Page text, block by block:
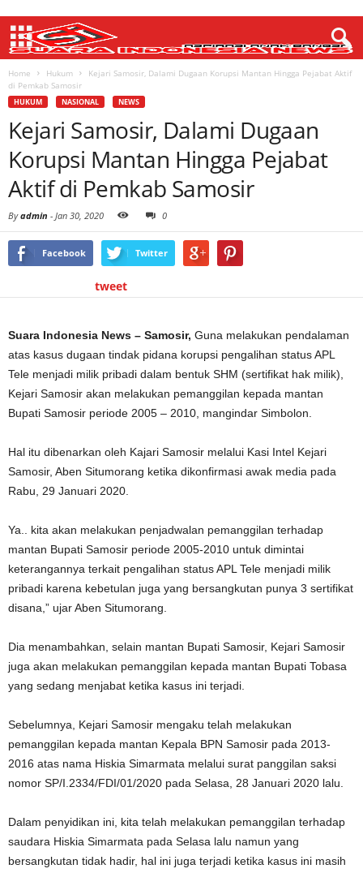
Home Hukum
Kejari Samosir, Dalami Dugaan Korupsi Mantan Hingga Pejabat Aktif
di Pemkab Samosir
HUKUM NASIONAL NEWS
Kejari Samosir, Dalami Dugaan
Korupsi Mantan Hingga Pejabat
Aktif di Pemkab Samosir
Byadmin - Jan 30, 2020 0
Facebook Twitter
tweet
Suara Indonesia News – Samosir, Guna melakukan pendalaman
atas kasus dugaan tindak pidana korupsi pengalihan status APL
Tele menjadi milik pribadi dalam bentuk SHM (sertifikat hak milik),
Kejari Samosir akan melakukan pemanggilan kepada mantan
Bupati Samosir periode 2005 – 2010, mangindar Simbolon.
Hal itu dibenarkan oleh Kajari Samosir melalui Kasi Intel Kejari
Samosir, Aben Situmorang ketika dikonfirmasi awak media pada
Rabu, 29 Januari 2020.
Ya.. kita akan melakukan penjadwalan pemanggilan terhadap
mantan Bupati Samosir periode 2005-2010 untuk dimintai
keterangannya terkait pengalihan status APL Tele menjadi milik
pribadi karena kebetulan juga yang bersangkutan punya 3 sertifikat
disana,” ujar Aben Situmorang.
Dia menambahkan, selain mantan Bupati Samosir, Kejari Samosir
juga akan melakukan pemanggilan kepada mantan Bupati Tobasa
yang sedang menjabat ketika kasus ini terjadi.
Sebelumnya, Kejari Samosir mengaku telah melakukan
pemanggilan kepada mantan Kepala BPN Samosir pada 2013-
2016 atas nama Hiskia Simarmata melalui surat panggilan saksi
nomor SP/I.2334/FDI/01/2020 pada Selasa, 28 Januari 2020 lalu.
Dalam penyidikan ini, kita telah melakukan pemanggilan terhadap
saudara Hiskia Simarmata pada Selasa lalu namun yang
bersangkutan tidak hadir, hal ini juga terjadi ketika kasus ini masih